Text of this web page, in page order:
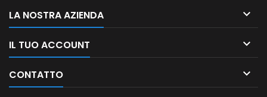
LA NOSTRA AZIENDA 
IL TUO ACCOUNT 
CONTATTO 